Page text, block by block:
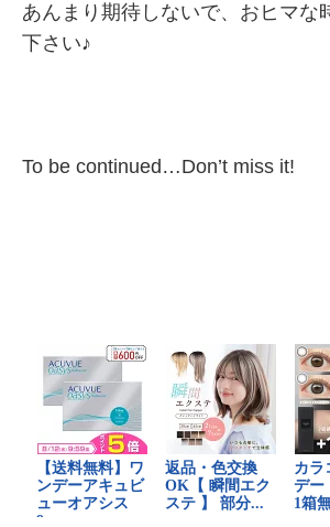
あんまり期待しないで、おヒマな
下さい♪
To be continued…Don’t miss it!